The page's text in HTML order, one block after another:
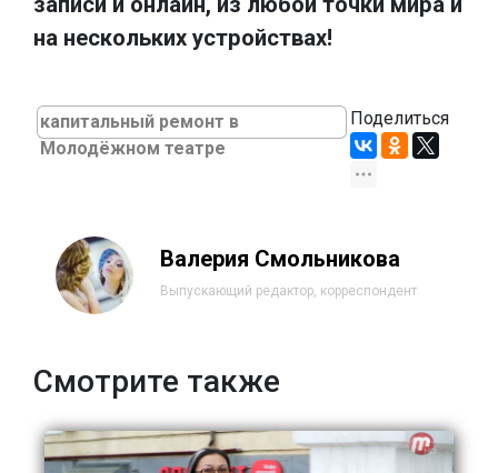
на нескольких устройствах!
капитальный ремонт в
Молодёжном театре
Поделиться
Валерия Смольникова
Выпускающий редактор, корреспондент
Смотрите также